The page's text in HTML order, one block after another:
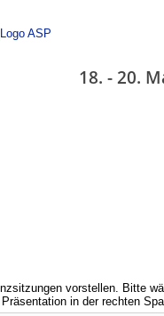
18. - 20.
vorstellen. Bitte
in der rechten